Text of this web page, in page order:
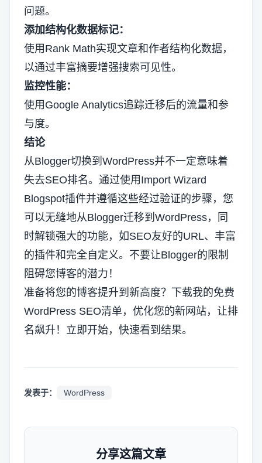
问题。
添加结构化数据标记：
使用Rank Math实现文章和作者结构化数据，
以通过丰富摘要增强搜索可见性。
监控性能：
使用Google Analytics追踪迁移后的流量和参
与度。
结论
从Blogger切换到WordPress并不一定意味着
失去SEO排名。通过使用Import Wizard
Blogspot插件并遵循这些经过验证的步骤，您
可以无缝地从Blogger迁移到WordPress，同
时解锁强大的功能，如SEO友好的URL、丰富
的插件和完全自定义。不要让Blogger的限制
阻碍您博客的潜力！
准备将您的博客提升到新高度？下载我的免费
WordPress SEO清单，优化您的新网站，让排
名飙升！立即开始，快速看到结果。
发表于： WordPress
分享这篇文章